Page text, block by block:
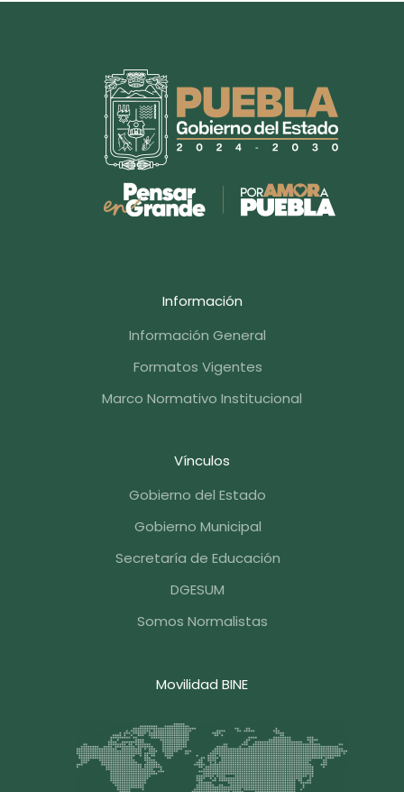
Información
Información General
Formatos Vigentes
Marco Normativo Institucional
Vínculos
Gobierno del Estado
Gobierno Municipal
Secretaría de Educación
DGESUM
Somos Normalistas
Movilidad BINE